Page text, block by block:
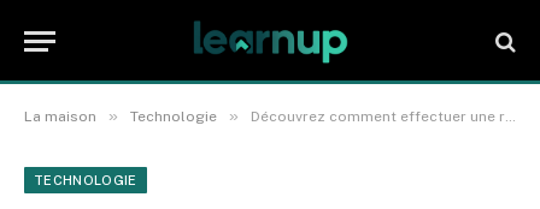
La maison » Technologie » Découvrez comment effectuer une recherche sur Google Maps en utilisant les coordonnées de latitude et de longitude
TECHNOLOGIE